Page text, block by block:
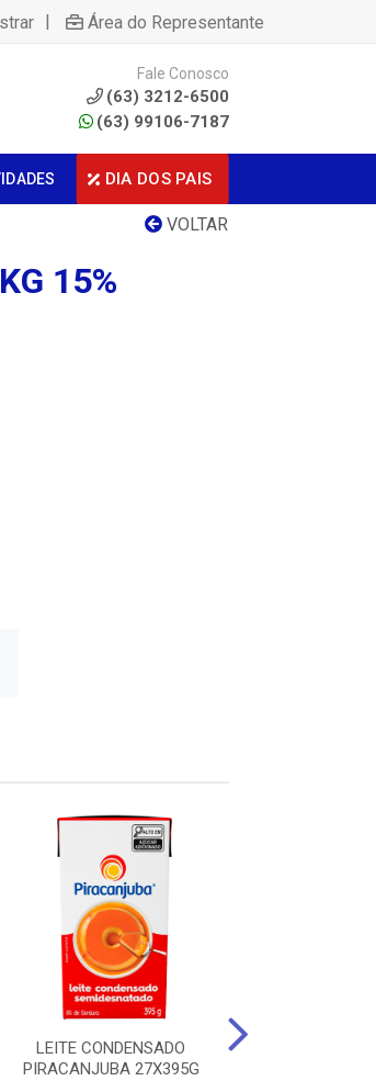
| Área do Representante
Fale Conosco
(63) 3212-6500
(63) 99106-7187
DIA DOS PAIS
VOLTAR
15%
LEITE CONDENSADO
PIRACANJUBA 27X395G